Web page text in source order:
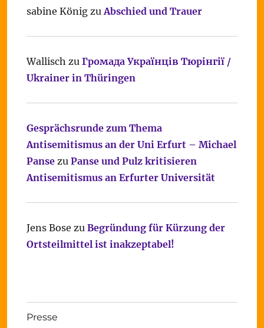
sabine KönigzuAbschied und Trauer
Wallisch zu Громада Українців Тюрінгії /
Ukrainer in Thüringen
Gesprächsrunde zum Thema
Antisemitismus an der Uni Erfurt – Michael
Pansezu Panse und Pulz kritisieren
Antisemitismus an Erfurter Universität
Jens Bose zu Begründung für Kürzung der
Ortsteilmittel ist inakzeptabel!
Presse